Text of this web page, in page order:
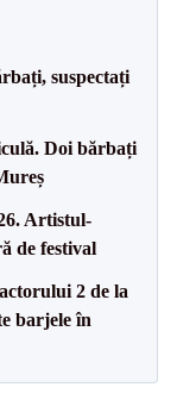
suspectați
Doi bărbați
Artistul-
de festival
2 de la
barjele în